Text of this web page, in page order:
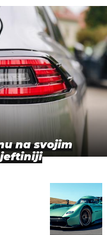
na svojim
jeftiniji